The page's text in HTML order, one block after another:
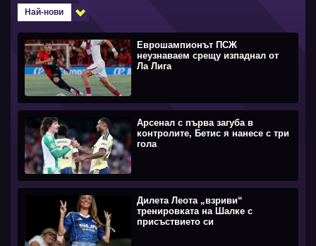
Най-нови
Еврошампионът ПСЖ
неузнаваем срещу изпаднал от
Ла Лига
Арсенал с първа загуба в
контролите, Бетис я нанесе с три
гола
Дилета Леота „взриви“
тренировката на Шалке с
присъствието си